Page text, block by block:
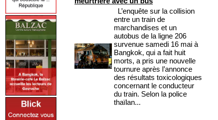
L’enquête sur la collision
entre un train de
marchandises et un
autobus de la ligne 206
survenue samedi 16 mai à
Bangkok, qui a fait huit
morts, a pris une nouvelle
tournure après l’annonce
des résultats toxicologiques
concernant le conducteur
du train. Selon la police
thaïlan...